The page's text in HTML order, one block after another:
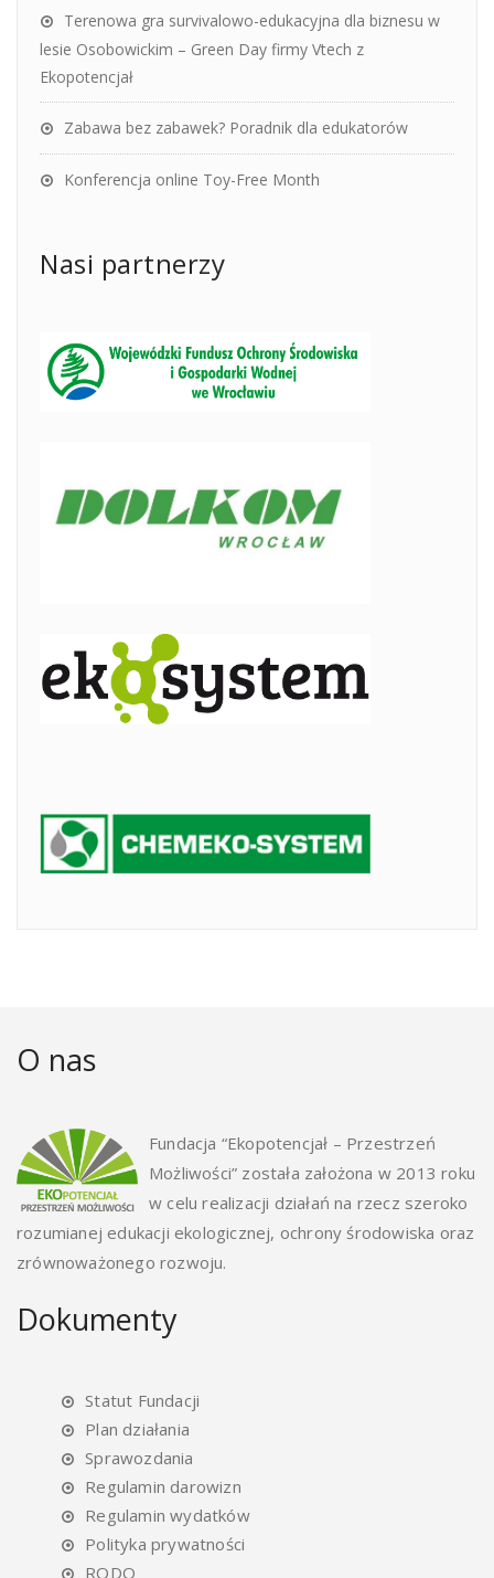
Terenowa gra survivalowo-edukacyjna dla biznesu w
lesie Osobowickim – Green Day firmy Vtech z
Ekopotencjał
Zabawa bez zabawek? Poradnik dla edukatorów
Konferencja online Toy-Free Month
Nasi partnerzy
O nas
Fundacja “Ekopotencjał – Przestrzeń
Możliwości” została założona w 2013 roku
w celu realizacji działań na rzecz szeroko
rozumianej edukacji ekologicznej, ochrony środowiska oraz
zrównoważonego rozwoju.
Dokumenty
Statut Fundacji
Plan działania
Sprawozdania
Regulamin darowizn
Regulamin wydatków
Polityka prywatności
RODO